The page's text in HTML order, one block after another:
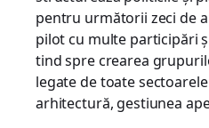
pentru următorii zeci de
pilot cu multe participări
tind spre crearea
legate de toate
arhitectură, gestiunea